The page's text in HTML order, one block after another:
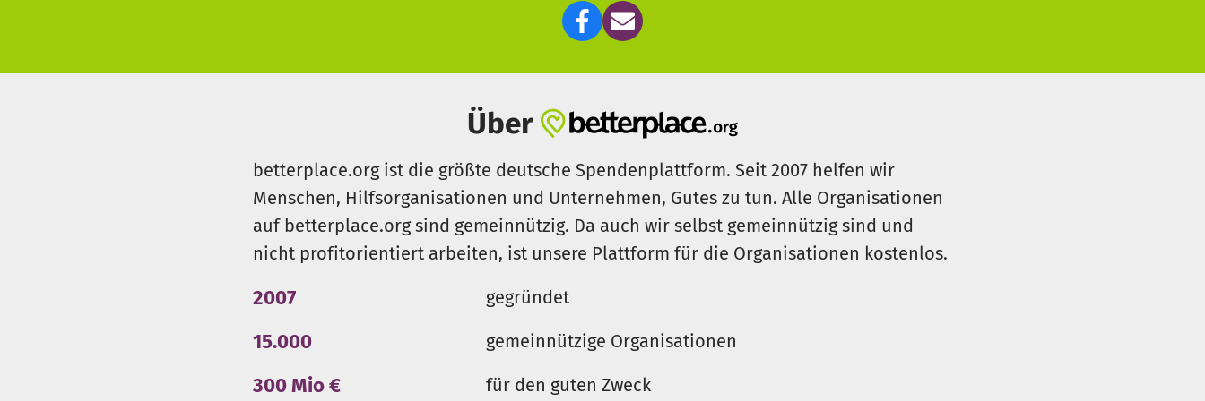
P.S.: Wenn du gerade nicht spenden kannst – vielleicht kennst du ja jemanden, der es kann? Ein kurzes Weiterleiten
Über
betterplace.org ist die größte deutsche Spendenplattform. Seit 2007 helfen wir
Menschen, Hilfsorganisationen und Unternehmen, Gutes zu tun. Alle Organisationen
auf betterplace.org sind gemeinnützig. Da auch wir selbst gemeinnützig sind und
nicht profitorientiert arbeiten, ist unsere Plattform für die Organisationen kostenlos.
2007 gegründet
15.000 gemeinnützige Organisationen
300 Mio € für den guten Zweck